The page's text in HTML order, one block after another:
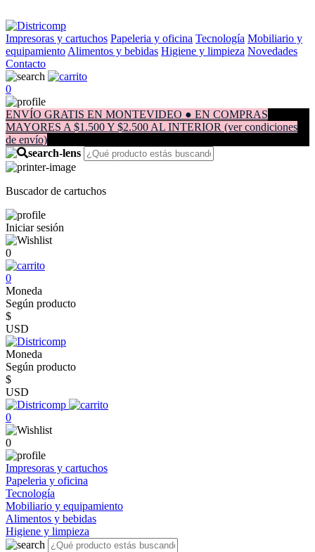
Impresoras y cartuchos Papeleria y oficina Tecnología Mobiliario y
equipamiento Alimentos y bebidas Higiene y limpieza Novedades
Contacto
0
ENVÍO GRATIS EN MONTEVIDEO ● EN COMPRAS
MAYORES A $1.500 Y $2.500 AL INTERIOR (ver condiciones
de envío)
Buscador de cartuchos
Iniciar sesión
0
0
Moneda
Según producto
$
USD
Moneda
Según producto
$
USD
0
0
Impresoras y cartuchos
Papeleria y oficina
Tecnología
Mobiliario y equipamiento
Alimentos y bebidas
Higiene y limpieza